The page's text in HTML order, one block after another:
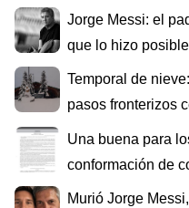
Jorge Messi: el
que lo hizo posible
Temporal de
pasos fronterizos
Una buena para
conformación de
Murió Jorge